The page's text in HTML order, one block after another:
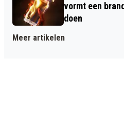
vormt een
doen
Meer artikelen